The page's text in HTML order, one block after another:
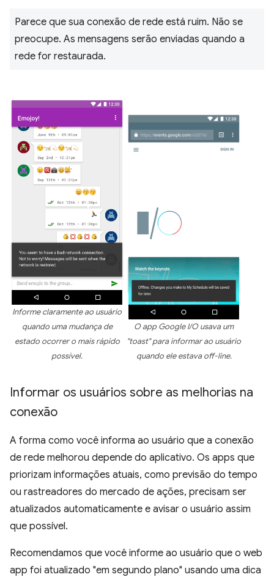
Parece que sua conexão de rede está ruim. Não se
preocupe. As mensagens serão enviadas quando a
rede for restaurada.
Informe claramente ao usuário
quando uma mudança de
estado ocorrer o mais rápido
possível.
O app Google I/O usava um
"toast" para informar ao usuário
quando ele estava off-line.
Informar os usuários sobre as melhorias na
conexão
A forma como você informa ao usuário que a conexão
de rede melhorou depende do aplicativo. Os apps que
priorizam informações atuais, como previsão do tempo
ou rastreadores do mercado de ações, precisam ser
atualizados automaticamente e avisar o usuário assim
que possível.
Recomendamos que você informe ao usuário que o web
app foi atualizado "em segundo plano" usando uma dica